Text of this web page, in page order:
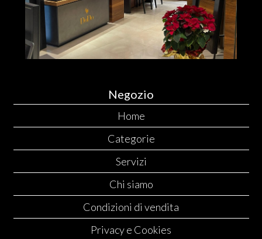
Negozio
Home
Categorie
Servizi
Chi siamo
Condizioni di vendita
Privacy e Cookies